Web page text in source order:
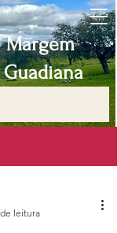
Margem
Guadiana
leitura